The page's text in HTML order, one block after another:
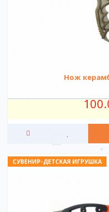
Нож
СУВЕНИР-ДЕТСКАЯ ИГРУШКА